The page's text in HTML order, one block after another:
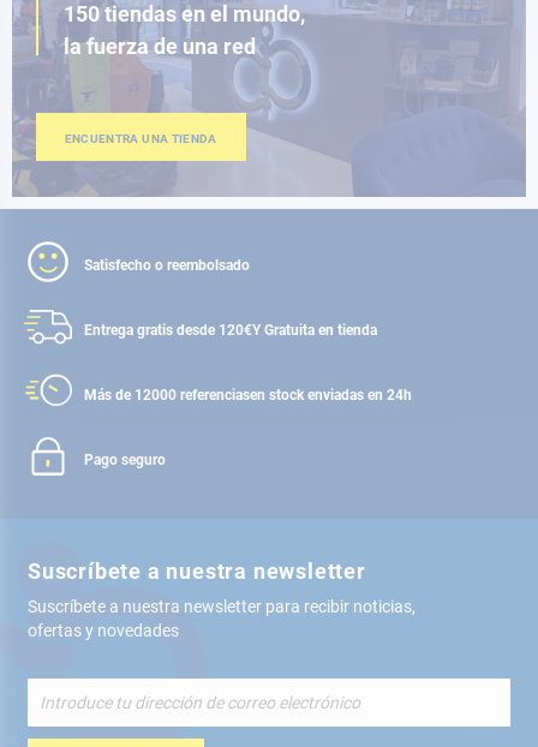
150 tiendas en el mundo,
la fuerza de una red
ENCUENTRA UNA TIENDA
Satisfecho o reembolsado
Entrega gratis desde 120€Y Gratuita en tienda
Más de 12000 referenciasen stock enviadas en 24h
Pago seguro
Suscríbete a nuestra newsletter
Suscríbete a nuestra newsletter para recibir noticias,
ofertas y novedades
nuestro